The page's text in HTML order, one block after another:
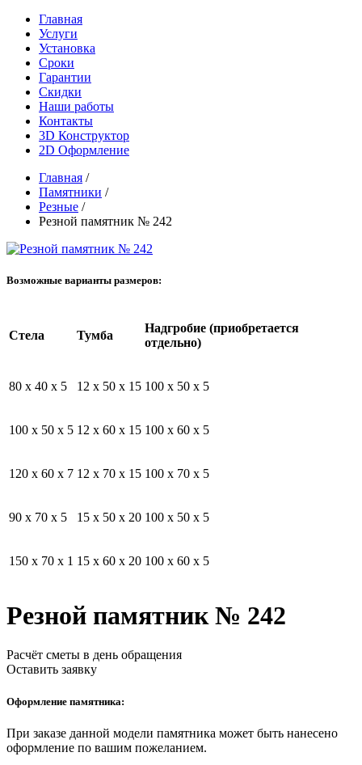
Главная
Услуги
Установка
Сроки
Гарантии
Скидки
Наши работы
Контакты
3D Конструктор
2D Оформление
Главная /
Памятники /
Резные /
Резной памятник № 242
Возможные варианты размеров:
Стела Тумба
Надгробие (приобретается
отдельно)
80 x 40 x 5 12 x 50 x 15 100 x 50 x 5
100 x 50 x 5 12 x 60 x 15 100 x 60 x 5
120 x 60 x 7 12 x 70 x 15 100 x 70 x 5
90 x 70 x 5 15 x 50 x 20 100 x 50 x 5
150 x 70 x 1 15 x 60 x 20 100 x 60 x 5
Резной памятник № 242
Расчёт сметы в день обращения
Оставить заявку
Оформление памятника:
При заказе данной модели памятника может быть нанесено
оформление по вашим пожеланием.